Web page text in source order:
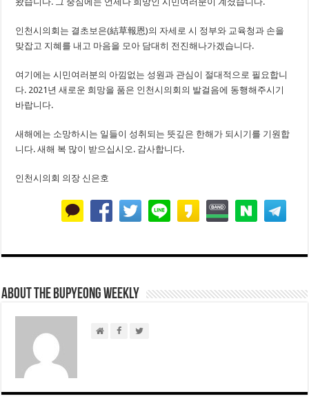
인천시의회는 결초보은(結草報恩)의 자세로 시 정부와 교육청과 손을
맞잡고 지혜를 내고 마음을 모아 담대히 전진해나가겠습니다.
여기에는 시민여러분의 아낌없는 성원과 관심이 절대적으로 필요합니
다. 2021년 새로운 희망을 품은 인천시의회의 발걸음에 동행해주시기
바랍니다.
새해에는 소망하시는 일들이 성취되는 뜻깊은 한해가 되시기를 기원합
니다. 새해 복 많이 받으십시오. 감사합니다.
인천시의회 의장 신은호
About THE BUPYEONG WEEKLY